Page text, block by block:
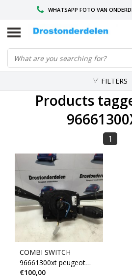
WHATSAPP FOTO VAN
VOOR 16.00 BESTELD,
GESPECIALISEERD
FILTERS
Products
1
COMBI SWITCH
96661300xt peugeot
207 (6242YP)
€100,00